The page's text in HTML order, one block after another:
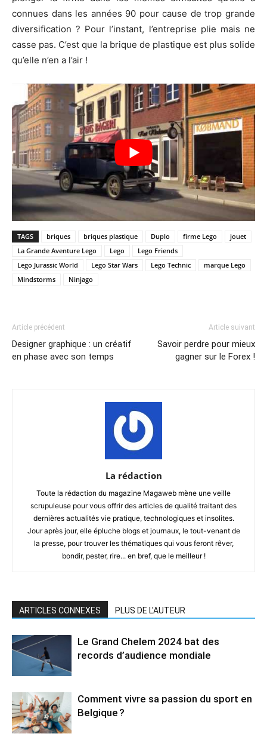
connues dans les années 90 pour cause de trop grande
diversification ? Pour l’instant, l’entreprise plie mais ne
casse pas. C’est que la brique de plastique est plus solide
qu’elle n’en a l’air !
TAGS briques briques plastique Duplo firme Lego
jouet
La Grande Aventure Lego
Lego
Lego Friends
Lego Jurassic World
Lego Star Wars Lego Technic
marque Lego
Mindstorms
Ninjago
Article précédent
Designer graphique : un créatif
en phase avec son temps
Article suivant
Savoir perdre pour mieux
gagner sur le Forex !
La rédaction
Toute la rédaction du magazine Magaweb mène une veille
scrupuleuse pour vous offrir des articles de qualité traitant des
dernières actualités vie pratique, technologiques et insolites.
Jour après jour, elle épluche blogs et journaux, le tout-venant de
la presse, pour trouver les thématiques qui vous feront rêver,
bondir, pester, rire... en bref, que le meilleur !
ARTICLES CONNEXES PLUS DE L'AUTEUR
Le Grand Chelem 2024 bat des
records d’audience mondiale
Comment vivre sa passion du sport en
Belgique ?